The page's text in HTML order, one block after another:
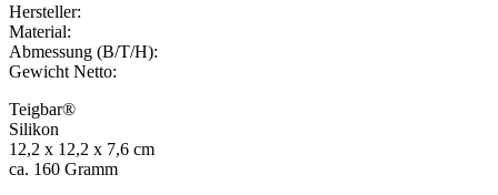
Hersteller:
Material:
Abmessung (B/T/H):
Gewicht Netto:
Teigbar®
Silikon
12,2 x 12,2 x 7,6 cm
ca. 160 Gramm